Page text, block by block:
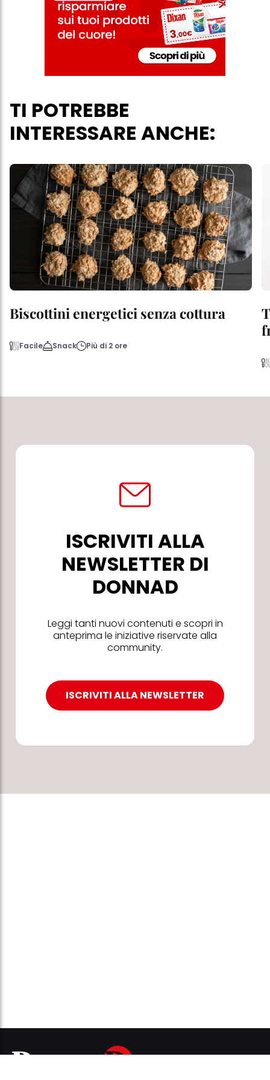
TI POTREBBE
INTERESSARE ANCHE:
Biscottini energetici senza cottura
Facile Snack Più di 2 ore
ISCRIVITI ALLA
NEWSLETTER DI
DONNAD
Leggi tanti nuovi contenuti e scopri in
anteprima le iniziative riservate alla
community.
ISCRIVITI ALLA NEWSLETTER
acconsenti all'uso dei cookie e al trattamento dei tuoi dati
personali per tutte le finalità sopra indicate. Se fai clic su "Rifiuta",
verranno utilizzati solo i cookie tecnicamente necessari per fornirti
questo sito web.